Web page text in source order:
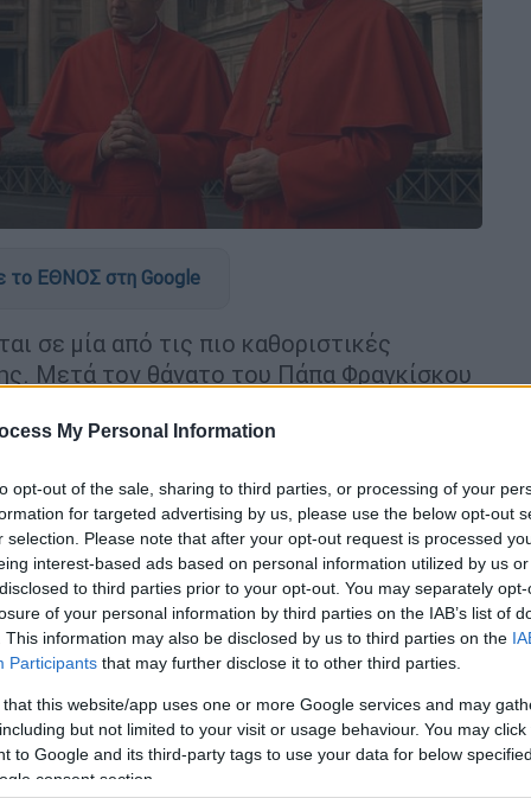
My Personal Information
opt-out of the sale, sharing to third parties, or processing of your
for targeted advertising by us, please use the below opt-out
selection. Please note that after your opt-out request is processed
interest-based ads based on personal information utilized by us
to third parties prior to your opt-out. You may separately
of your personal information by third parties on the IAB’s list of
This information may also be disclosed by us to third parties on the
Participants that may further disclose it to other third parties.
that this website/app uses one or more Google services and may
but not limited to your visit or usage behaviour. You may
to Google and its third-party tags to use your data for below
consent section.
το ΕΘΝΟΣ στη Google
σε μία από τις πιο καθοριστικές
Μετά τον θάνατο του Πάπα Φραγκίσκου
η αντίστροφη μέτρηση για την
έχει μετατραπεί σε ζήτημα διεθνούς
από τη διαδοχή φουντώνουν τόσο μέσα
στη δημόσια σφαίρα. Καθώς το
μορφή πρόβλεψης έχει αρχίσει να αποκτά
εταιρειών , που επιχειρούν να
διαδικασία στον κόσμο.
Τάγκλε. Η διαφορά μεταξύ τους
διατηρούν σημαντικές
ρευστό και πολυδιάστατο